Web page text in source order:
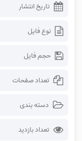
تاریخ انتشار
نوع فایل
حجم فایل
تعداد صفحات
دسته بندی
تعداد بازدید